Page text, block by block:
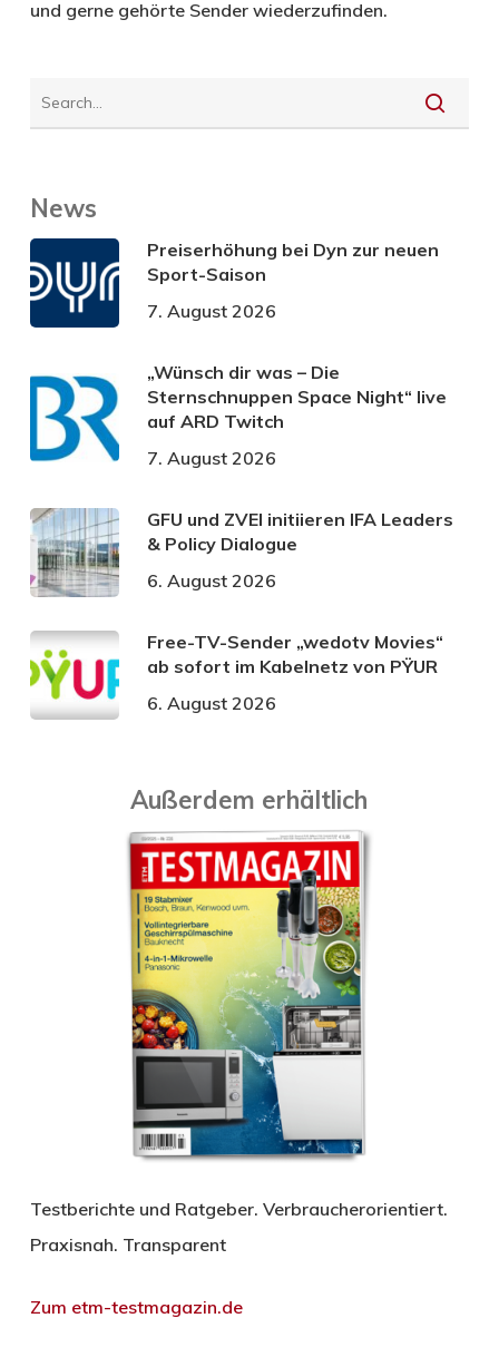
und gerne gehörte Sender wiederzufinden.
News
Preiserhöhung bei Dyn zur neuen
Sport-Saison
7. August 2026
„Wünsch dir was – Die
Sternschnuppen Space Night“ live
auf ARD Twitch
7. August 2026
GFU und ZVEI initiieren IFA Leaders
& Policy Dialogue
6. August 2026
Free-TV-Sender „wedotv Movies“
ab sofort im Kabelnetz von PŸUR
6. August 2026
Außerdem erhältlich
Testberichte und Ratgeber. Verbraucherorientiert.
Praxisnah. Transparent
Zum etm-testmagazin.de